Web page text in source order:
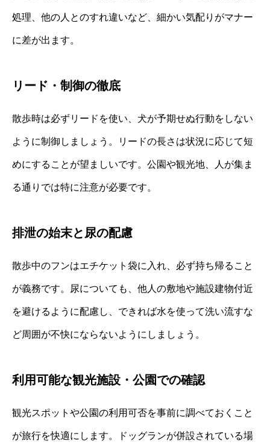
処理、他の人とのすれ違いなど、細かい気配りがマナー
に差が出ます。
リード・制御の徹底
散歩時は必ずリードを使い、犬が予期せぬ行動をしない
ように制御しましょう。リードの長さは状況に応じて短
めにすることが望ましいです。公園や観光地、人が集ま
る通りでは特に注意が必要です。
排泄の始末と尿の配慮
散歩中のフンはエチケット袋に入れ、必ず持ち帰ること
が義務です。尿についても、他人の敷地や施設建物付近
を避けるように配慮し、できれば水を使って洗い流すな
ど周囲が不快にならないようにしましょう。
利用可能な観光施設・公園での確認
観光スポットや公園の利用可否を事前に調べておくこと
が旅行を快適にします。ドッグランが併設されている場